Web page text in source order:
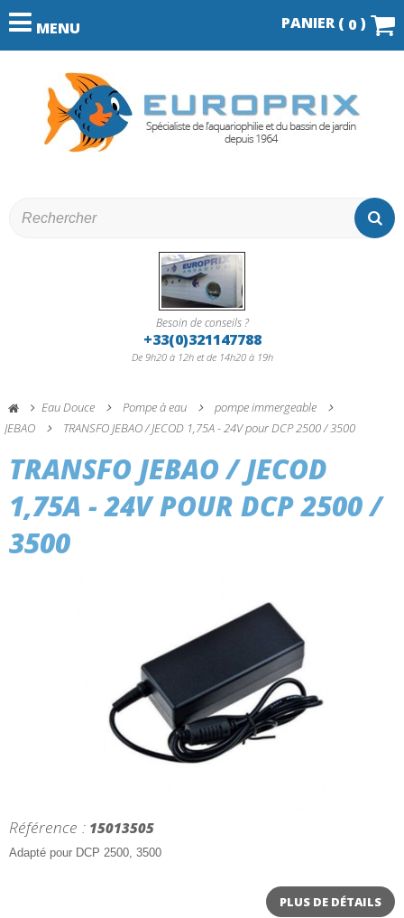
MENU PANIER ( 0 )
Besoin de conseils ?
+33(0)321147788
De 9h20 à 12h et de 14h20 à 19h
Eau Douce Pompe à eau
pompe immergeable
JEBAO
TRANSFO JEBAO / JECOD 1,75A - 24V pour DCP 2500 / 3500
TRANSFO JEBAO / JECOD
1,75A - 24V POUR DCP 2500 /
3500
Référence : 15013505
Adapté pour DCP 2500, 3500
PLUS DE DÉTAILS